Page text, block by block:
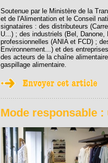
Soutenue par le Ministère de la
et de l'Alimentation et le Conseil
signataires : des distributeurs
U...) ; des industriels (Bel,
professionnelles (ANIA et FCD) ;
Environnement...) et des
des acteurs de la chaîne
gaspillage alimentaire.
Mode responsable